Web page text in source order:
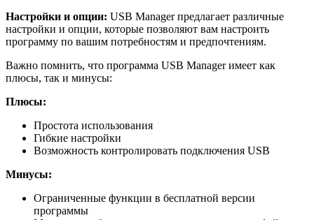
Настройки и опции: USB Manager предлагает различные
настройки и опции, которые позволяют вам настроить
программу по вашим потребностям и предпочтениям.
Важно помнить, что программа USB Manager имеет как
плюсы, так и минусы:
Плюсы:
Простота использования
Гибкие настройки
Возможность контролировать подключения USB
Минусы:
Ограниченные функции в бесплатной версии
программы